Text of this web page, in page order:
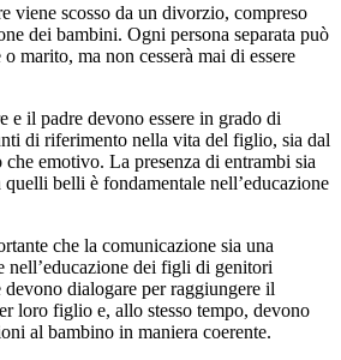
viene scosso da un divorzio, compreso
dei bambini. Ogni persona separata può
marito, ma non cesserà mai di essere
e il padre devono essere in grado di
di riferimento nella vita del figlio, sia dal
emotivo. La presenza di entrambi sia
belli è fondamentale nell’educazione
che la comunicazione sia una
nell’educazione dei figli di genitori
dialogare per raggiungere il
loro figlio e, allo stesso tempo, devono
al bambino in maniera coerente.